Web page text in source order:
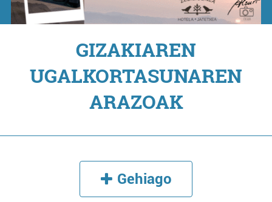
GIZAKIAREN
UGALKORTASUNAREN
ARAZOAK
Gehiago